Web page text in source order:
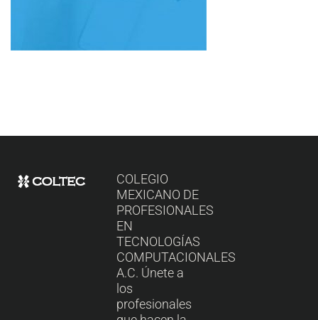
COLEGIO
MEXICANO DE
PROFESIONALES
EN
TECNOLOGÍAS
COMPUTACIONALES
A.C. Únete a
los
profesionales